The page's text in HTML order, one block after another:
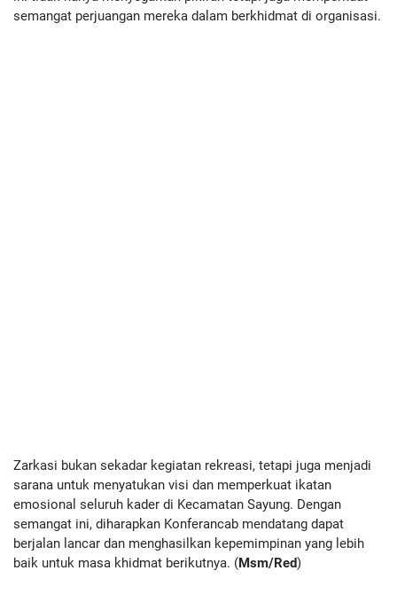
semangat perjuangan mereka dalam berkhidmat di organisasi.
Zarkasi bukan sekadar kegiatan rekreasi, tetapi juga menjadi
sarana untuk menyatukan visi dan memperkuat ikatan
emosional seluruh kader di Kecamatan Sayung. Dengan
semangat ini, diharapkan Konferancab mendatang dapat
berjalan lancar dan menghasilkan kepemimpinan yang lebih
baik untuk masa khidmat berikutnya. (Msm/Red)